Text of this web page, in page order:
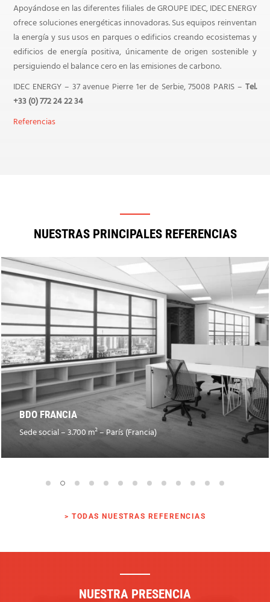
Apoyándose en las diferentes filiales de GROUPE IDEC, IDEC ENERGY
ofrece soluciones energéticas innovadoras. Sus equipos reinventan
la energía y sus usos en parques o edificios creando ecosistemas y
edificios de energía positiva, únicamente de origen sostenible y
persiguiendo el balance cero en las emisiones de carbono.
IDEC ENERGY – 37 avenue Pierre 1er de Serbie, 75008 PARIS – Tel.
+33 (0) 772 24 22 34
Referencias
NUESTRAS PRINCIPALES REFERENCIAS
NATURA’LUB
Parque logístico y de actividades – 20.000 MWh/año – Cavaillon
(Francia)
> TODAS NUESTRAS REFERENCIAS
NUESTRA PRESENCIA